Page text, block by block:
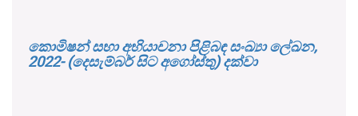
කොමිෂන් සභා අභියාචනා පිළිබඳ සංඛ්‍යා ලේඛන,
2022- (දෙසැම්බර් සිට අගෝස්තු) දක්වා